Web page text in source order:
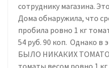
сотруднику магазина.
Дома обнаружила, что
пробила ровно 1 кг
54 руб. 90 коп. Однако
БЫЛО НИКАКИХ
томаты весом ровно 1